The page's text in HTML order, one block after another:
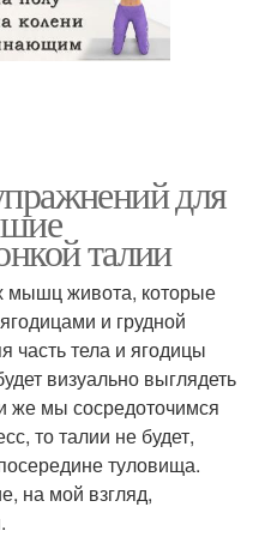
для
талии
мышц живота, которые
и грудной
часть тела и ягодицы
визуально выглядеть
же мы сосредоточимся
то талии не будет,
туловища.
на мой взгляд,